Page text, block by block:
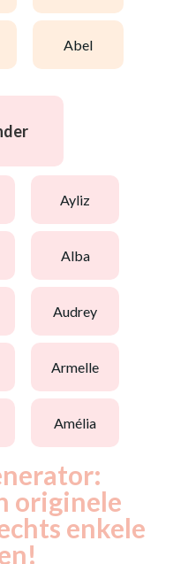
abel
ayliz
alba
audrey
armelle
amélia
originele
enkele